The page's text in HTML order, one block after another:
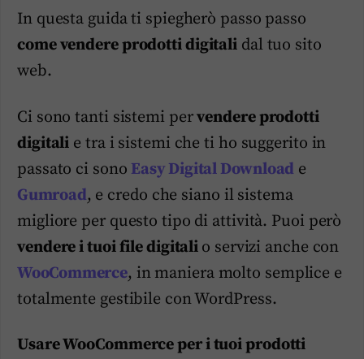
In questa guida ti spiegherò passo passo
come vendere prodottidigitali dal tuo sito
web.
Ci sono tanti sistemi pervendere prodotti
digitali e tra i sistemi che ti ho suggerito in
passato ci sono Easy Digital Download e
Gumroad, e credo che siano il sistema
migliore per questo tipo di attività. Puoi però
vendere i tuoi file digitali o servizi anche con
WooCommerce, in maniera molto semplice e
totalmente gestibile con WordPress.
Usare WooCommerce per i tuoi prodotti